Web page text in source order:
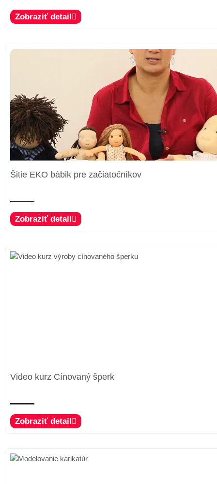
Zobraziť detail
Šitie EKO bábik pre začiatočníkov
Zobraziť detail
Video kurz Cínovaný šperk
Zobraziť detail